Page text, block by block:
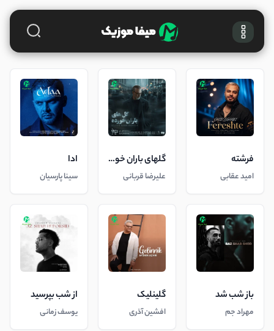
فرشته
امید عقابی
گلهای باران خورده
علیرضا قربانی
ادا
سینا پارسیان
باز شب شد
مهراد جم
گلینلیک
افشین آذری
از شب بپرسید
یوسف زمانی